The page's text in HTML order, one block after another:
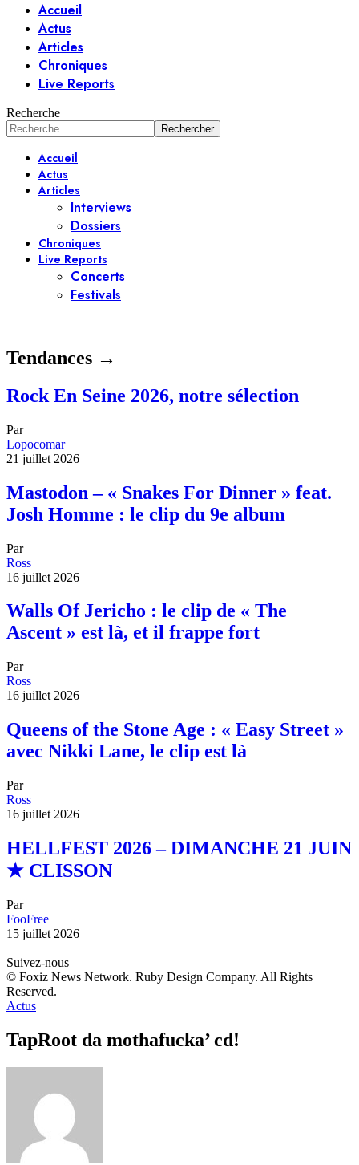
Accueil
Actus
Articles
Chroniques
Live Reports
Recherche
Accueil
Actus
Articles
Interviews
Dossiers
Chroniques
Live Reports
Concerts
Festivals
Tendances →
Rock En Seine 2026, notre sélection
Par
Lopocomar
21 juillet 2026
Mastodon – « Snakes For Dinner » feat.
Josh Homme : le clip du 9e album
Par
Ross
16 juillet 2026
Walls Of Jericho : le clip de « The
Ascent » est là, et il frappe fort
Par
Ross
16 juillet 2026
Queens of the Stone Age : « Easy Street »
avec Nikki Lane, le clip est là
Par
Ross
16 juillet 2026
HELLFEST 2026 – DIMANCHE 21 JUIN
★ CLISSON
Par
FooFree
15 juillet 2026
Suivez-nous
© Foxiz News Network. Ruby Design Company. All Rights
Reserved.
Actus
TapRoot da mothafucka’ cd!